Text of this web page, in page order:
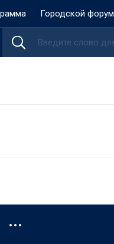
Городской форум